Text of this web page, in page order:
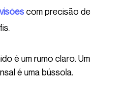
com precisão de
é uma bússola.